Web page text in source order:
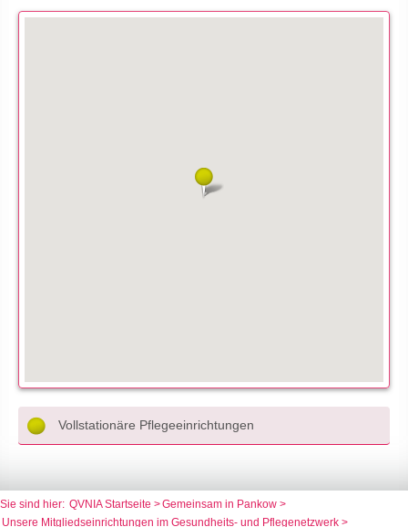
Vollstationäre Pflegeeinrichtungen
QVNIA Startseite
Gemeinsam in Pankow
Unsere Mitgliedseinrichtungen im Gesundheits- und Pflegenetzwerk